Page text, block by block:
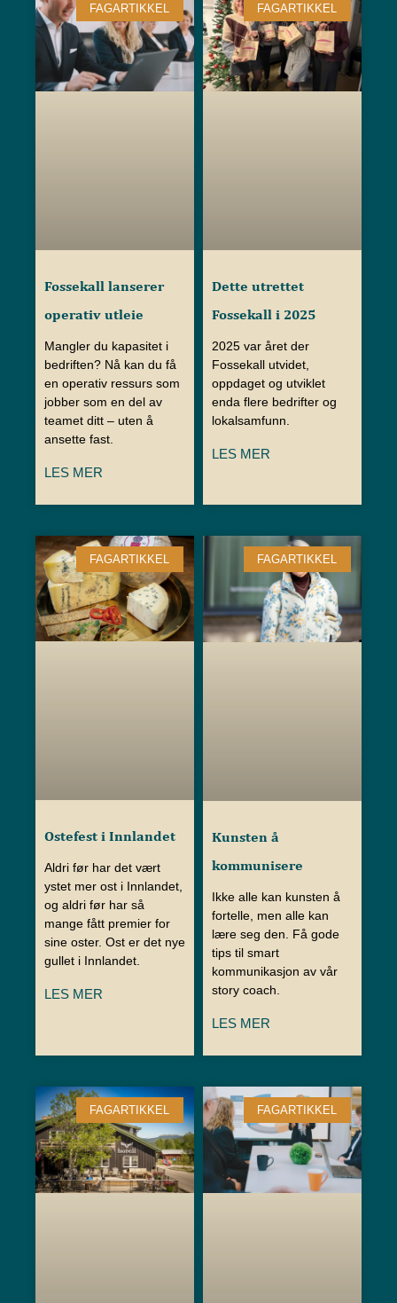
FAGARTIKKEL
Fossekall lanserer
operativ utleie
Mangler du kapasitet i
bedriften? Nå kan du få
en operativ ressurs som
jobber som en del av
teamet ditt – uten å
ansette fast.
LES MER
FAGARTIKKEL
Dette utrettet
Fossekall i 2025
2025 var året der
Fossekall utvidet,
oppdaget og utviklet
enda flere bedrifter og
lokalsamfunn.
LES MER
FAGARTIKKEL
Ostefest i Innlandet
Aldri før har det vært
ystet mer ost i Innlandet,
og aldri før har så
mange fått premier for
sine oster. Ost er det nye
gullet i Innlandet.
LES MER
FAGARTIKKEL
Kunsten å
kommunisere
Ikke alle kan kunsten å
fortelle, men alle kan
lære seg den. Få gode
tips til smart
kommunikasjon av vår
story coach.
LES MER
FAGARTIKKEL FAGARTIKKEL